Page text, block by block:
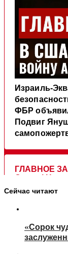
Сейчас читают
«Сорок